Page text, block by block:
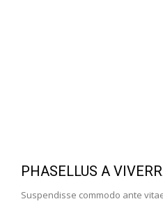
PHASELLUS A
Suspendisse commodo ante